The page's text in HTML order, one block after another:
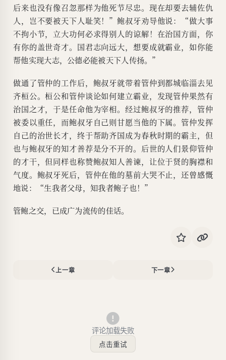
后来也没有像召忽那样为他死节尽忠。现在却要去辅佐仇
人，岂不要被天下人耻笑！”鲍叔牙劝导他说：“做大事
不拘小节，立大功何必求得别人的谅解！在治国方面，你
有你的盖世奇才。国君志向远大，想要成就霸业，如你能
帮他实现大志，公德必能被天下人传扬。”
做通了管仲的工作后，鲍叔牙就带着管仲到都城临淄去见
齐桓公。桓公和管仲谈论如何建立霸业，发现管仲果然有
治国之才，于是任命他为宰相。经过鲍叔牙的推荐，管仲
被委以重任，而鲍叔牙自己则甘愿当他的下属。管仲发挥
自己的治世长才，终于帮助齐国成为春秋时期的霸主，但
也与鲍叔牙的知才善荐是分不开的。后世的人们景仰管仲
的才干，但同样也称赞鲍叔知人善谏，让位于贤的胸襟和
气度。鲍叔牙死后，管仲在他的墓前大哭不止，还曾感慨
地说：“生我者父母，知我者鲍子也！”
管鲍之交，已成广为流传的佳话。
上一章 下一章
评论加载失败
点击重试